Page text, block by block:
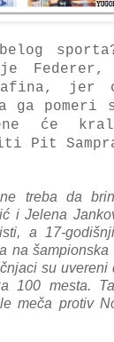
sporta?
Federer,
jer
ga pomeri
će
Pit
treba da
i Jelena
a 17-
na šampionska
su
100 mesta.
meča protiv